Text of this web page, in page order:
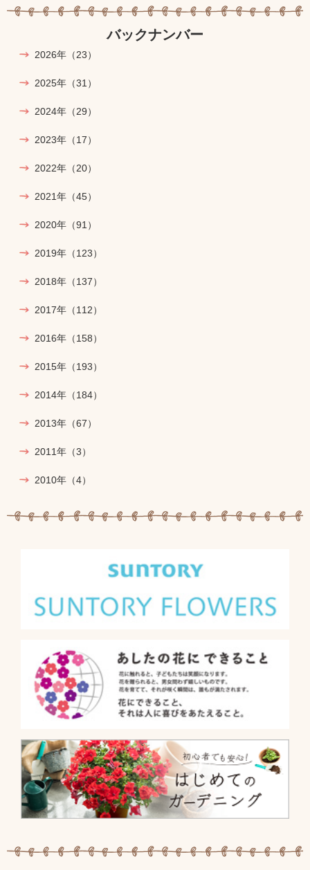
バックナンバー
2026年 （23）
2025年 （31）
2024年 （29）
2023年 （17）
2022年 （20）
2021年 （45）
2020年 （91）
2019年 （123）
2018年 （137）
2017年 （112）
2016年 （158）
2015年 （193）
2014年 （184）
2013年 （67）
2011年 （3）
2010年 （4）